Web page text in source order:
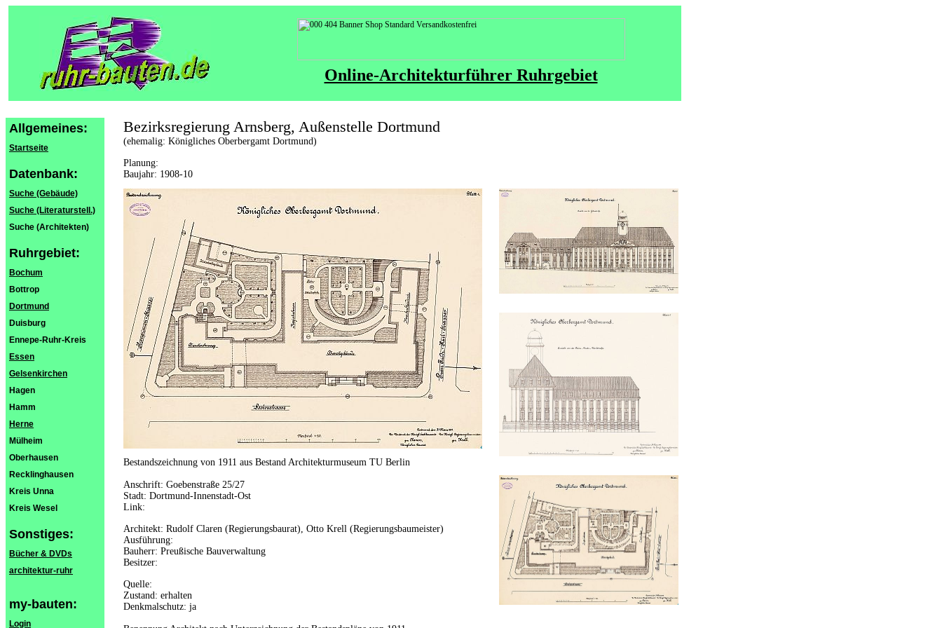
Online-Architekturführer Ruhrgebiet
Allgemeines:
Startseite
Datenbank:
Suche (Gebäude)
Suche (Literaturstell.)
Suche (Architekten)
Ruhrgebiet:
Bochum
Bottrop
Dortmund
Duisburg
Ennepe-Ruhr-Kreis
Essen
Gelsenkirchen
Hagen
Hamm
Herne
Mülheim
Oberhausen
Recklinghausen
Kreis Unna
Kreis Wesel
Sonstiges:
Bücher & DVDs
architektur-ruhr
my-bauten:
Login
Bezirksregierung Arnsberg, Außenstelle Dortmund
(ehemalig: Königliches Oberbergamt Dortmund)
Planung:
Baujahr: 1908-10
Bestandszeichnung von 1911 aus Bestand Architekturmuseum TU Berlin
Anschrift: Goebenstraße 25/27
Stadt: Dortmund-Innenstadt-Ost
Link:
Architekt: Rudolf Claren (Regierungsbaurat), Otto Krell (Regierungsbaumeister)
Ausführung:
Bauherr: Preußische Bauverwaltung
Besitzer:
Quelle:
Zustand: erhalten
Denkmalschutz: ja